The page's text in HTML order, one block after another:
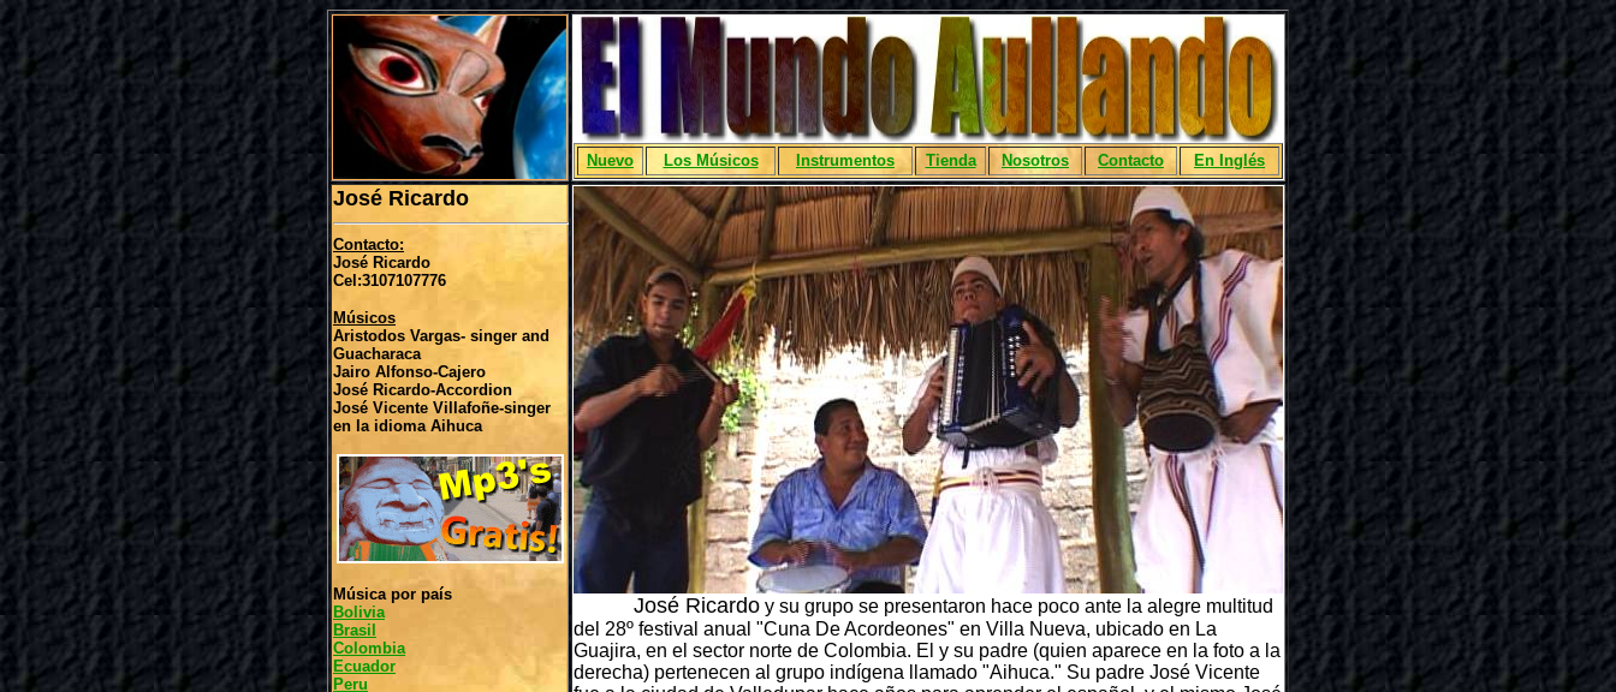
Nuevo Los Músicos Instrumentos Tienda Nosotros Contacto En Inglés
José Ricardo
Contacto:
José Ricardo
Cel:3107107776
Músicos
Aristodos Vargas- singer and
Guacharaca
Jairo Alfonso-Cajero
José Ricardo-Accordion
José Vicente Villafoñe-singer
en la idioma Aihuca
Música por país
Bolivia
Brasil
Colombia
Ecuador
Peru
José Ricardo y su grupo se presentaron hace poco ante la alegre multitud
del 28º festival anual "Cuna De Acordeones" en Villa Nueva, ubicado en La
Guajira, en el sector norte de Colombia. El y su padre (quien aparece en la foto a la
derecha) pertenecen al grupo indígena llamado "Aihuca." Su padre José Vicente